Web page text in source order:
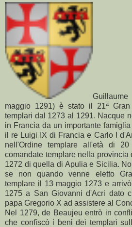
maggio 1291) è stato il 21ª
templari dal 1273 al 1291. Nacque
in Francia da un importante
il re Luigi IX di Francia e Carlo I
nell'Ordine templare all'età di
comandate templare nella provincia
1272 di quella di Apulia e Sicilia.
se non quando venne eletto
templare il 13 maggio 1273 e
1275 a San Giovanni d'Acri dato
papa Gregorio X ad assistere al
Nel 1279, de Beaujeu entrò in
che confiscò i beni dei templari